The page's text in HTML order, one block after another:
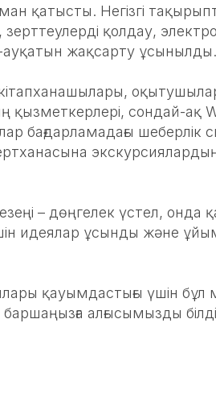
қатысты. Негізгі
зерттеулерді қолдау,
ауқатын жақсарту ұсынылды.
қызметкерлері, сондай-ақ
бағдарламадағы
– дөңгелек үстел, онда
идеялар ұсынды және
қауымдастығы үшін бұл
алғысымызды